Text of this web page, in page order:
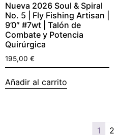
Nueva 2026 Soul & Spiral
No. 5 | Fly Fishing Artisan |
9’0″ #7wt | Talón de
Combate y Potencia
Quirúrgica
195,00 €
Añadir al carrito
1 2